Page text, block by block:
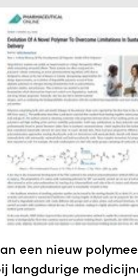
een nieuw
langdurige